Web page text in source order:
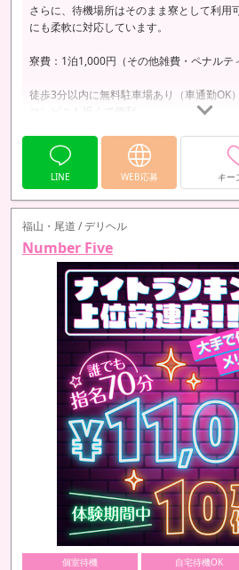
さらに、待機場所はそのまま寮として利用
にも柔軟に対応しています。
寮費：1泊1,000円（その他雑費・ペナルテ
徒歩3分以内に無料駐車場あり（車通勤OK）
コンビニも近くて便利
県外からの出稼ぎも大歓迎！
「1週間働いて、1週間お休み」などの働
LINE WEB応募 キー
福山・尾道 / デリヘル
Number Five
個室待機 自宅待機OK